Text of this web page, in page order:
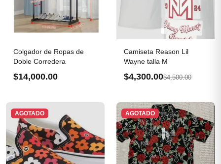
Colgador de Ropas de
Doble Corredera
$14,000.00
Camiseta Reason Lil
Wayne talla M
$4,300.00$4,500.00
AGOTADO AGOTADO